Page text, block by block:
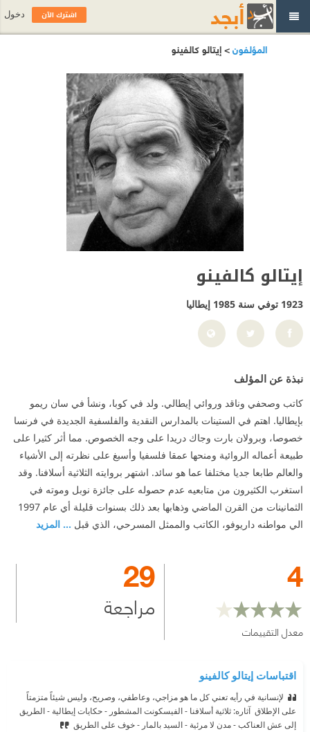
المؤلفون> إيتالو كالفينو
إيتالو كالفينو
1923 توفي سنة 1985 إيطاليا
نبذة عن المؤلف
كاتب وصحفي وناقد وروائي إيطالي. ولد في كوبا، ونشأ في سان ريمو
بإيطاليا. اهتم في الستينات بالمدارس النقدية والفلسفية الجديدة في فرنسا
خصوصا، وبرولان بارت وجاك دريدا على وجه الخصوص. مما أثر كثيرا على
طبيعة أعماله الروائية ومنحها عمقا فلسفيا وأسبغ على نظرته إلى الأشياء
والعالم طابعا جديا مختلفا عما هو سائد. اشتهر بروايته الثلاثية أسلافنا. وقد
استغرب الكثيرون من متابعيه عدم حصوله على جائزة نوبل وموته في
الثمانينات من القرن الماضي وذهابها بعد ذلك بسنوات قليلة أي عام 1997
الي مواطنه داريوفو، الكاتب والممثل المسرحي، الذي قبل ... المزيد
4
معدل التقييمات
29
مراجعة
اقتباسات إيتالو كالفينو
لإنسانية في رأيه تعني كل ما هو مزاجي، وعاطفي، وصريح، وليس شيئاً متزمتاً
على الإطلاق ‫ آثاره: ثلاثية أسلافنا - الفيسكونت المشطور - حكايات إيطالية - الطريق
إلى عش العناكب - مدن لا مرئية - السيد بالمار - خوف على الطريق
اشترك الآن دخول